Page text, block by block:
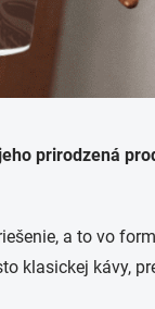
prirodzená
a to vo
klasickej kávy,